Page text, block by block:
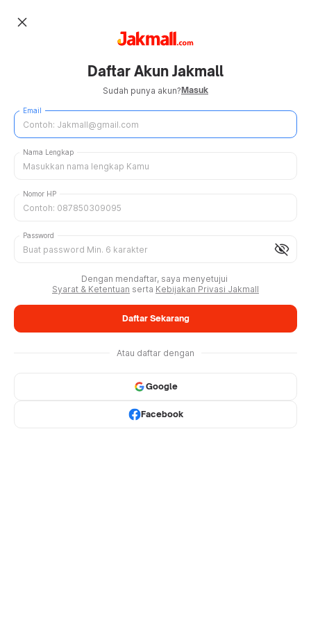
close
Daftar Akun Jakmall
Sudah punya akun?Masuk
Email
Nama Lengkap
Nomor HP
visibility_off
Password
Dengan mendaftar, saya menyetujui
Syarat & Ketentuan serta Kebijakan Privasi Jakmall
Daftar Sekarang
Atau daftar dengan
Google
Facebook